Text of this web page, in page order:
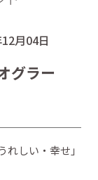
月04日
グラー
れしい・幸せ」